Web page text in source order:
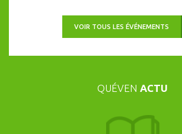
VOIR TOUS LES ÉVÉNEMENTS
QUÉVEN ACTU